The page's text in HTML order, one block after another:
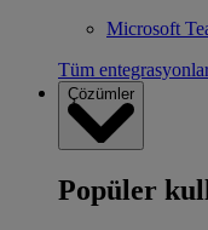
Microsoft
Tüm
Çözümler
Popüler